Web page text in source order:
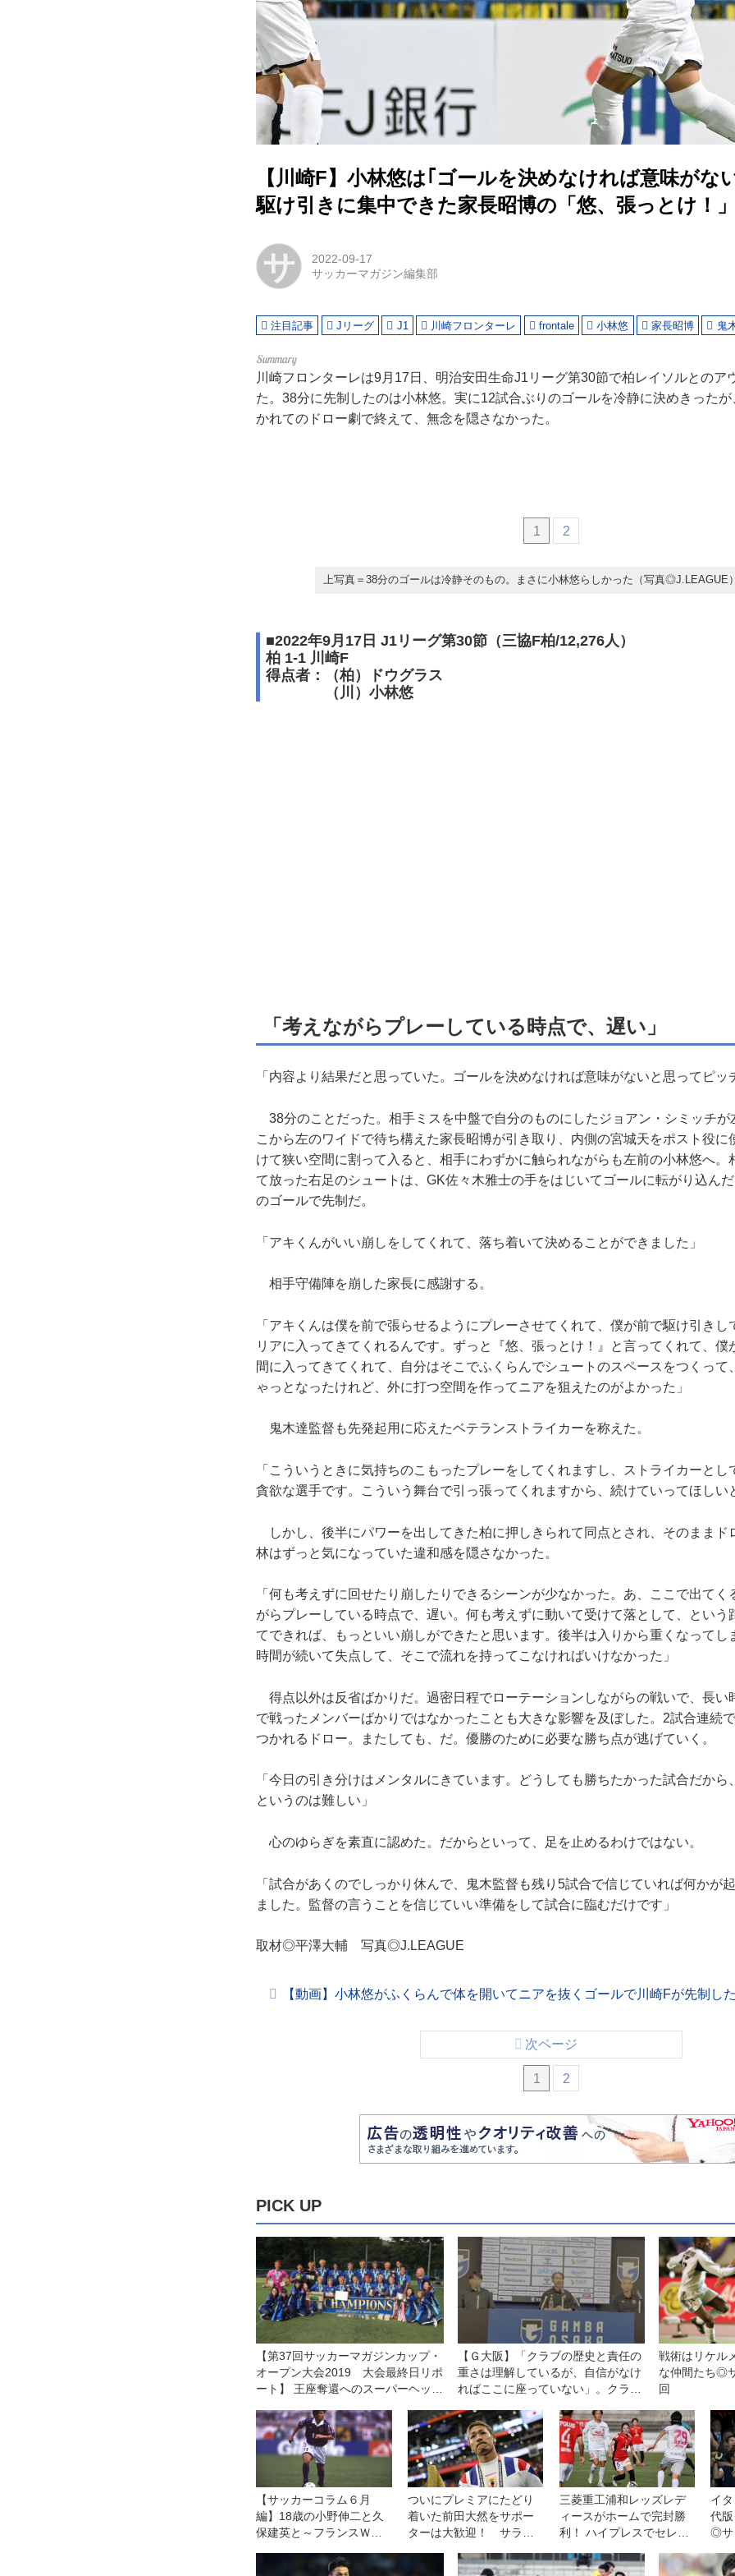
【川崎F】小林悠は｢ゴールを決めなければ意味がな
駆け引きに集中できた家長昭博の「悠、張っとけ！
サ
2022-09-17
サッカーマガジン編集部
注目記事 Jリーグ J1 川崎フロンターレ frontale 小林悠 家長昭博 鬼
川崎フロンターレは9月17日、明治安田生命J1リーグ第30節で柏レイソルとのア
た。38分に先制したのは小林悠。実に12試合ぶりのゴールを冷静に決めきった
かれてのドロー劇で終えて、無念を隠さなかった。
1 2
上写真＝38分のゴールは冷静そのもの。まさに小林悠らしかった（写真◎J.LEAGUE）
■2022年9月17日 J1リーグ第30節（三協F柏/12,276人）
柏 1-1 川崎F
得点者：（柏）ドウグラス
（川）小林悠
「考えながらプレーしている時点で、遅い」
「内容より結果だと思っていた。ゴールを決めなければ意味がないと思ってピッ
38分のことだった。相手ミスを中盤で自分のものにしたジョアン・シミッチが
こから左のワイドで待ち構えた家長昭博が引き取り、内側の宮城天をポスト役に
けて狭い空間に割って入ると、相手にわずかに触られながらも左前の小林悠へ。
て放った右足のシュートは、GK佐々木雅士の手をはじいてゴールに転がり込ん
のゴールで先制だ。
「アキくんがいい崩しをしてくれて、落ち着いて決めることができました」
相手守備陣を崩した家長に感謝する。
「アキくんは僕を前で張らせるようにプレーさせてくれて、僕が前で駆け引きし
リアに入ってきてくれるんです。ずっと『悠、張っとけ！』と言ってくれて、僕
間に入ってきてくれて、自分はそこでふくらんでシュートのスペースをつくって
ゃっとなったけれど、外に打つ空間を作ってニアを狙えたのがよかった」
鬼木達監督も先発起用に応えたベテランストライカーを称えた。
「こういうときに気持ちのこもったプレーをしてくれますし、ストライカーとし
貪欲な選手です。こういう舞台で引っ張ってくれますから、続けていってほしい
しかし、後半にパワーを出してきた柏に押しきられて同点とされ、そのままド
林はずっと気になっていた違和感を隠さなかった。
「何も考えずに回せたり崩したりできるシーンが少なかった。あ、ここで出てく
がらプレーしている時点で、遅い。何も考えずに動いて受けて落として、という
てできれば、もっといい崩しができたと思います。後半は入りから重くなってし
時間が続いて失点して、そこで流れを持ってこなければいけなかった」
得点以外は反省ばかりだ。過密日程でローテーションしながらの戦いで、長い
で戦ったメンバーばかりではなかったことも大きな影響を及ぼした。2試合連続
つかれるドロー。またしても、だ。優勝のために必要な勝ち点が逃げていく。
「今日の引き分けはメンタルにきています。どうしても勝ちたかった試合だから
というのは難しい」
心のゆらぎを素直に認めた。だからといって、足を止めるわけではない。
「試合があくのでしっかり休んで、鬼木監督も残り5試合で信じていれば何かが
ました。監督の言うことを信じていい準備をして試合に臨むだけです」
取材◎平澤大輔 写真◎J.LEAGUE
【動画】小林悠がふくらんで体を開いてニアを抜くゴールで川崎Fが先制した
1 2
次ページ
PICK UP
【第37回サッカーマガジンカップ・
オープン大会2019 大会最終日リポ
ート】 王座奪還へのスーパーヘッ
ラブＡが３年ぶり３回目の頂点に！
【Ｇ大阪】「クラブの歴史と責任の
重さは理解しているが、自信がなけ
ればここに座っていない」。クラブ
目指すのはどんなチームなのか？
戦術はリケル
な仲間たち◎
回
【サッカーコラム６月
編】18歳の小野伸二と久
保建英と～フランスＷ杯
ついにプレミアにたどり
着いた前田大然をサポー
ターは大歓迎！ サラブ
献身でイプスウィッチに
三菱重工浦和レッズレデ
ィースがホームで完封勝
利！ ハイプレスでセレッ
スを攻守に圧倒◎WEリー
イ
代
◎サ